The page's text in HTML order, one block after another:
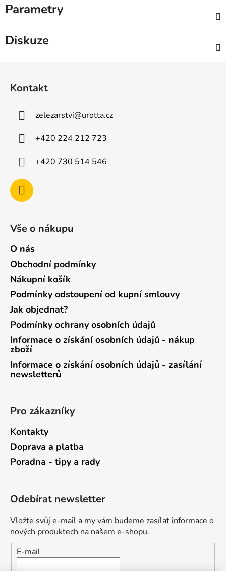
Parametry
Diskuze
Kontakt
zelezarstvi@urotta.cz
+420 224 212 723
+420 730 514 546
Vše o nákupu
O nás
Obchodní podmínky
Nákupní košík
Podmínky odstoupení od kupní smlouvy
Jak objednat?
Podmínky ochrany osobních údajů
Informace o získání osobních údajů - nákup
zboží
Informace o získání osobních údajů - zasílání
newsletterů
Pro zákazníky
Kontakty
Doprava a platba
Poradna - tipy a rady
Odebírat newsletter
Vložte svůj e-mail a my vám budeme zasílat informace o
nových produktech na našem e-shopu.
E-mail